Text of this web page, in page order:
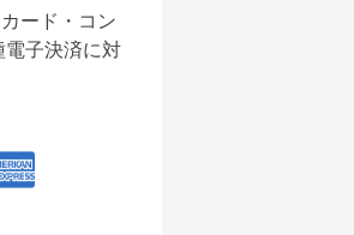
ード・コン
電子決済に対